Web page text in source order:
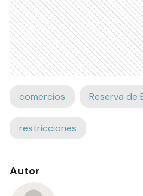
comercios Reserva de
restricciones
Autor